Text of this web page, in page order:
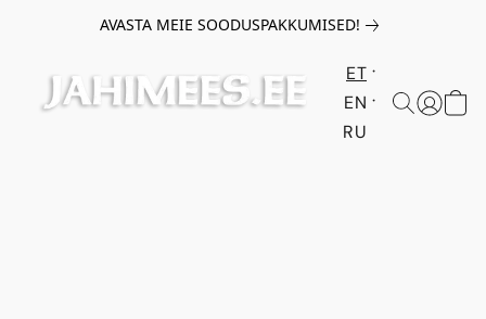
AVASTA MEIE SOODUSPAKKUMISED!
ET
EN
RU